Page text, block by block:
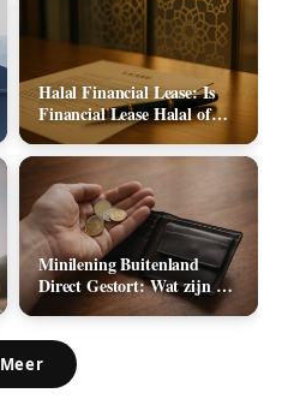
Halal Financial Lease: Is
Financial Lease Halal of
Haram?
Minilening Buitenland
Direct Gestort: Wat zijn de
Mogelijkheden in 2026?
Meer